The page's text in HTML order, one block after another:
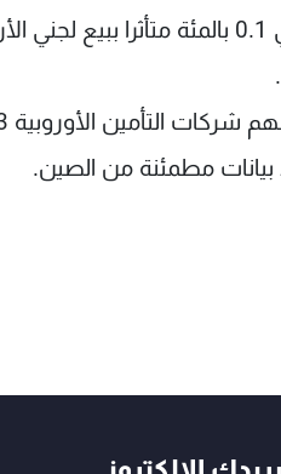
مؤشر فايننشال تايمز 100 البريطاني 0.1
بيانات مطمئنة من الصين.